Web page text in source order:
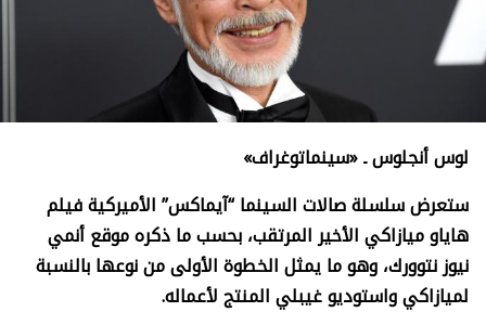
لوس أنجلوس ـ «سينماتوغراف»
ستعرض سلسلة صالات السينما “آيماكس” الأميركية فيلم
هاياو ميازاكي الأخير المرتقب، بحسب ما ذكره موقع أنمي
نيوز نتوورك، وهو ما يمثل الخطوة الأولى من نوعها بالنسبة
لميازاكي واستوديو غيبلي المنتج لأعماله.